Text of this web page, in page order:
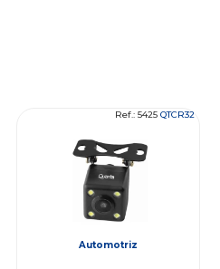
Ref.: 5425 QTCR32
Automotriz